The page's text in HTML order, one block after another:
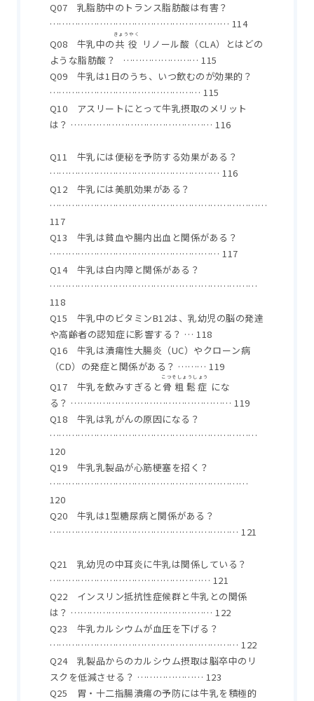
Q07 乳脂肪中のトランス脂肪酸は有害？
………………………………………………… 114
Q08 牛乳中の共役
きょうやく
リノール酸（CLA）とはどの
ような脂肪酸？ …………………… 115
Q09 牛乳は1日のうち、いつ飲むのが効果的？
………………………………………… 115
Q10 アスリートにとって牛乳摂取のメリット
は？ ……………………………………… 116
Q11 牛乳には便秘を予防する効果がある？
……………………………………………… 116
Q12 牛乳には美肌効果がある？
……………………………………………………………
117
Q13 牛乳は貧血や腸内出血と関係がある？
……………………………………………… 117
Q14 牛乳は白内障と関係がある？
…………………………………………………………
118
Q15 牛乳中のビタミンB12は、乳幼児の脳の発達
や高齢者の認知症に影響する？ … 118
Q16 牛乳は潰瘍性大腸炎（UC）やクローン病
（CD）の発症と関係がある？ ……… 119
Q17 牛乳を飲みすぎると骨粗鬆症
こつそしょうしょう
にな
る？ …………………………………………… 119
Q18 牛乳は乳がんの原因になる？
…………………………………………………………
120
Q19 牛乳乳製品が心筋梗塞を招く？
………………………………………………………
120
Q20 牛乳は1型糖尿病と関係がある？
…………………………………………………… 121
Q21 乳幼児の中耳炎に牛乳は関係している？
…………………………………………… 121
Q22 インスリン抵抗性症候群と牛乳との関係
は？ ……………………………………… 122
Q23 牛乳カルシウムが血圧を下げる？
…………………………………………………… 122
Q24 乳製品からのカルシウム摂取は脳卒中のリ
スクを低減させる？ ………………… 123
Q25 胃・十二指腸潰瘍の予防には牛乳を積極的